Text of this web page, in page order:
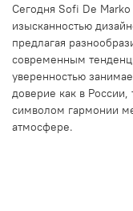
Сегодня Sofi De
изысканностью
предлагая
современным
уверенностью
доверие как в России,
символом гармонии
атмосфере.